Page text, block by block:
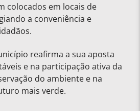
colocados em locais de
a conveniência e
reafirma a sua aposta
e na participação ativa da
do ambiente e na
mais verde.